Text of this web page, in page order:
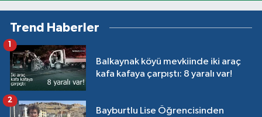
Trend Haberler
Balkaynak köyü mevkiinde iki araç
kafa kafaya çarpıştı: 8 yaralı var!
1
Bayburtlu Lise Öğrencisinden
2